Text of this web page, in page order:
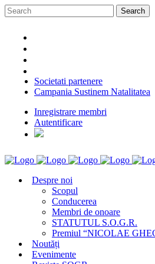
Societati partenere
Campania Sustinem Natalitatea
Inregistrare membri
Autentificare
Despre noi
Scopul
Conducerea
Membri de onoare
STATUTUL S.O.G.R.
Premiul “NICOLAE
Noutăți
Evenimente